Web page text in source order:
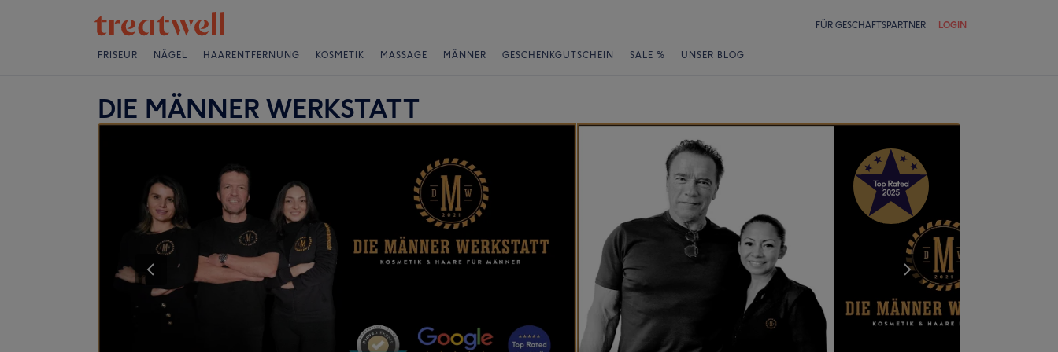
FÜR GESCHÄFTSPARTNER LOGIN
FRISEUR NÄGEL HAARENTFERNUNG KOSMETIK MASSAGE MÄNNER GESCHENKGUTSCHEIN SALE % UNSER BLOG
DIE MÄNNER WERKSTATT